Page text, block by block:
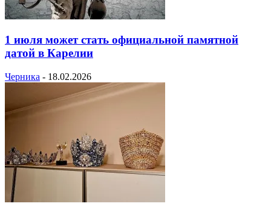
1 июля может стать официальной памятной
датой в Карелии
Черника - 18.02.2026